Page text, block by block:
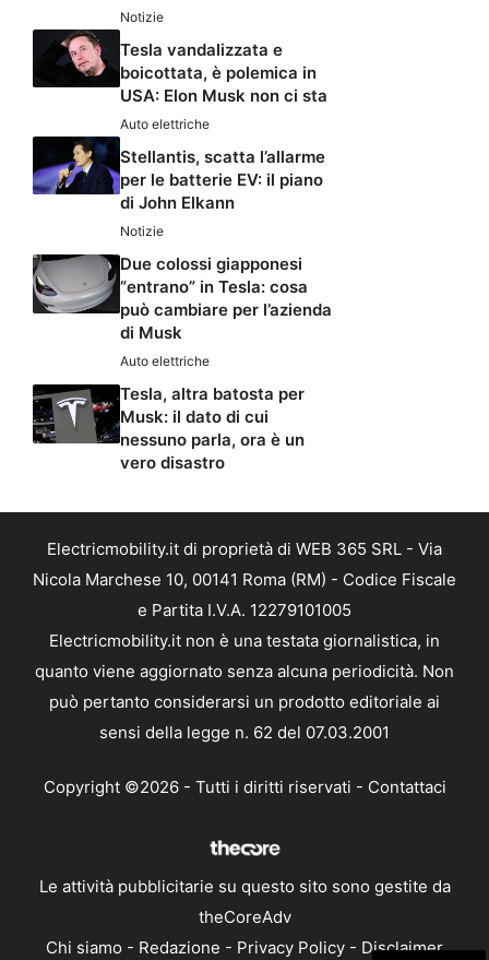
Notizie
Tesla vandalizzata e
boicottata, è polemica in
USA: Elon Musk non ci sta
Auto elettriche
Stellantis, scatta l’allarme
per le batterie EV: il piano
di John Elkann
Notizie
Due colossi giapponesi
“entrano” in Tesla: cosa
può cambiare per l’azienda
di Musk
Auto elettriche
Tesla, altra batosta per
Musk: il dato di cui
nessuno parla, ora è un
vero disastro
Electricmobility.it di proprietà di WEB 365 SRL - Via
Nicola Marchese 10, 00141 Roma (RM) - Codice Fiscale
e Partita I.V.A. 12279101005
Electricmobility.it non è una testata giornalistica, in
quanto viene aggiornato senza alcuna periodicità. Non
può pertanto considerarsi un prodotto editoriale ai
sensi della legge n. 62 del 07.03.2001
Copyright ©2026 - Tutti i diritti riservati - Contattaci
Le attività pubblicitarie su questo sito sono gestite da
theCoreAdv
Chi siamo - Redazione - Privacy Policy - Disclaimer